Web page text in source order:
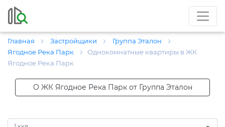
Главная Застройщики
Группа Эталон
Ягодное Река Парк
Однокомнатные квартиры в ЖК
Ягодное Река Парк
О ЖК Ягодное Река Парк от Группа Эталон